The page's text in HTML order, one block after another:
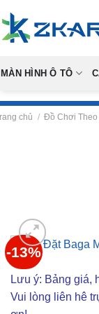
to
content
MÀN HÌNH Ô TÔ
chủ / Đồ Chơi Theo
-13%
Lưu ý: Bảng giá,
Vui lòng liên hê